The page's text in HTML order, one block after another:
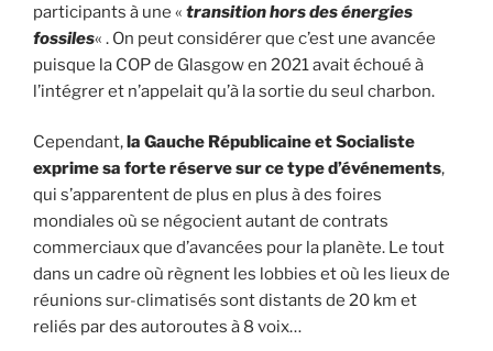
participants à une « transition hors des énergies
fossiles« . On peut considérer que c’est une avancée
puisque la COP de Glasgow en 2021 avait échoué à
l’intégrer et n’appelait qu’à la sortie du seul charbon.
Cependant,la Gauche Républicaine et Socialiste
exprime sa forte réserve sur ce type d’événements,
qui s’apparentent de plus en plus à des foires
mondiales où se négocient autant de contrats
commerciaux que d’avancées pour la planète. Le tout
dans un cadre où règnent les lobbies et où les lieux de
réunions sur-climatisés sont distants de 20 km et
reliés par des autoroutes à 8 voix…